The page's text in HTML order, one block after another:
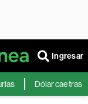
Ingresar
Dólar cae tras débil